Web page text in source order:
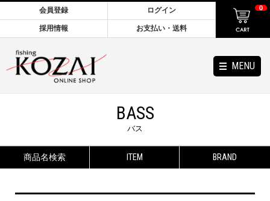
MENU
会員登録 ログイン
採用情報 お支払い・送料
0
BASS
バス
商品名検索 ITEM BRAND